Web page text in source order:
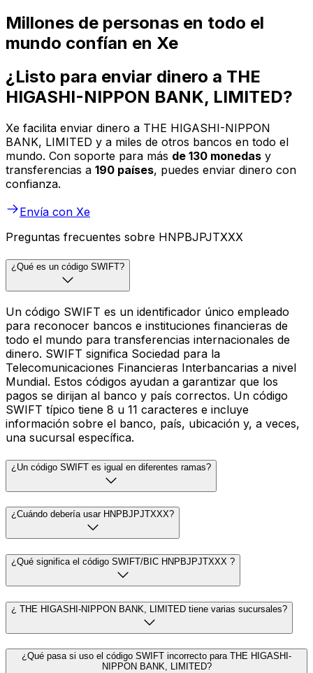
Millones de personas en todo el
mundo confían en Xe
¿Listo para enviar dinero a THE
HIGASHI-NIPPON BANK, LIMITED?
Xe facilita enviar dinero a THE HIGASHI-NIPPON
BANK, LIMITED y a miles de otros bancos en todo el
mundo. Con soporte para más de 130 monedas y
transferencias a 190 países, puedes enviar dinero con
confianza.
Envía con Xe
Preguntas frecuentes sobre HNPBJPJTXXX
¿Qué es un código SWIFT?
Un código SWIFT es un identificador único empleado
para reconocer bancos e instituciones financieras de
todo el mundo para transferencias internacionales de
dinero. SWIFT significa Sociedad para la
Telecomunicaciones Financieras Interbancarias a nivel
Mundial. Estos códigos ayudan a garantizar que los
pagos se dirijan al banco y país correctos. Un código
SWIFT típico tiene 8 u 11 caracteres e incluye
información sobre el banco, país, ubicación y, a veces,
una sucursal específica.
¿Un código SWIFT es igual en diferentes ramas?
¿Cuándo debería usar HNPBJPJTXXX?
¿Qué significa el código SWIFT/BIC HNPBJPJTXXX ?
¿ THE HIGASHI-NIPPON BANK, LIMITED tiene varias sucursales?
¿Qué pasa si uso el código SWIFT incorrecto para THE HIGASHI-
NIPPON BANK, LIMITED?